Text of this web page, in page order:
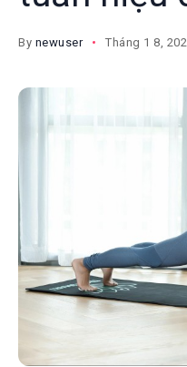
By newuser Tháng 1 8,